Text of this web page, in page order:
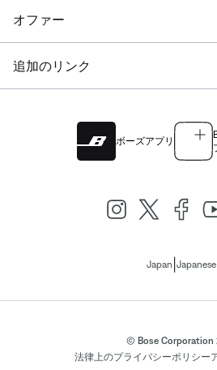
オファー
追加のリンク
ボーズアプリ
Japan Japanese
© Bose Corporation
法律上のプライバシーポリシー